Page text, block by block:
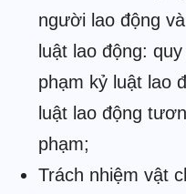
người lao động
luật lao động:
phạm kỷ luật lao
luật lao động
phạm;
Trách nhiệm vật